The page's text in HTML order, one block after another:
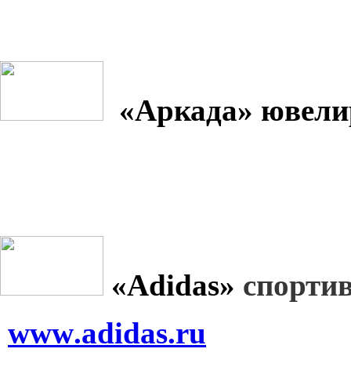
«Аркада»
«Adidas»
www.adidas.ru